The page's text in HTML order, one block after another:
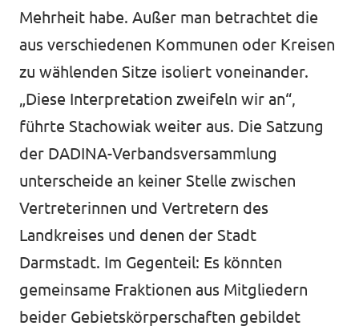
Mehrheit habe. Außer man betrachtet die
aus verschiedenen Kommunen oder Kreisen
zu wählenden Sitze isoliert voneinander.
„Diese Interpretation zweifeln wir an“,
führte Stachowiak weiter aus. Die Satzung
der DADINA-Verbandsversammlung
unterscheide an keiner Stelle zwischen
Vertreterinnen und Vertretern des
Landkreises und denen der Stadt
Darmstadt. Im Gegenteil: Es könnten
gemeinsame Fraktionen aus Mitgliedern
beider Gebietskörperschaften gebildet